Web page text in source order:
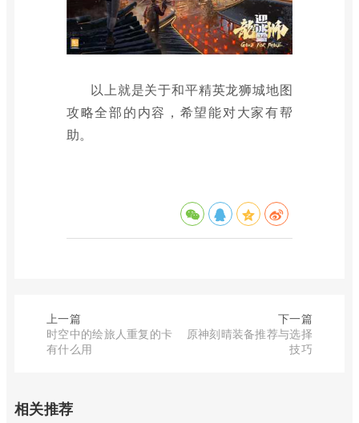
以上就是关于和平精英龙狮城地图
攻略全部的内容，希望能对大家有帮
助。
上一篇
时空中的绘旅人重复的卡
有什么用
下一篇
原神刻晴装备推荐与选择
技巧
相关推荐